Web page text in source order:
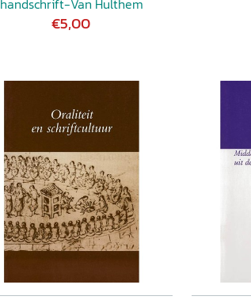
handschrift-Van Hulthem
€5,00